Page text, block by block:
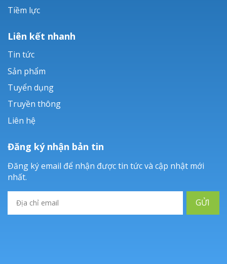
Tiềm lực
Liên kết nhanh
Tin tức
Sản phẩm
Tuyển dụng
Truyền thông
Liên hệ
Đăng ký nhận bản tin
Đăng ký email để nhận được tin tức và cập nhật mới
nhất.
GỬI